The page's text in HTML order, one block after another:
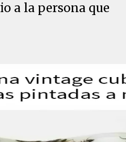
a la persona que